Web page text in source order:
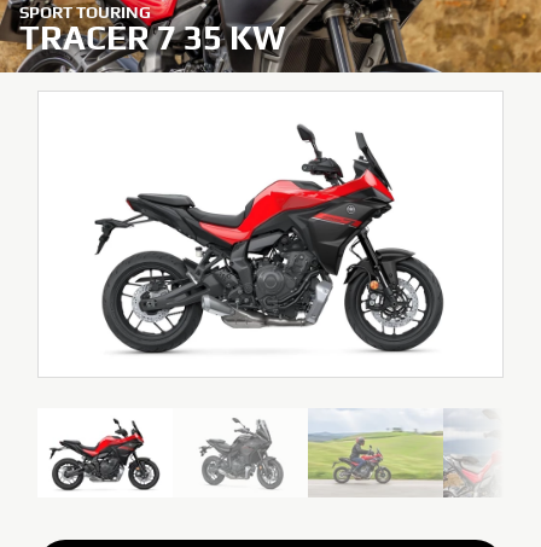
SPORT TOURING
TRACER 7 35 KW